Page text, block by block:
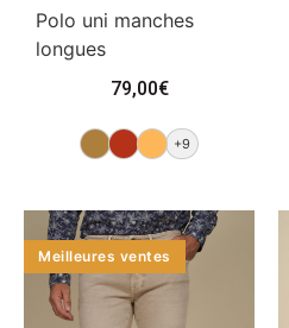
Polo uni manches
longues
79,00€
+9
Meilleures ventes